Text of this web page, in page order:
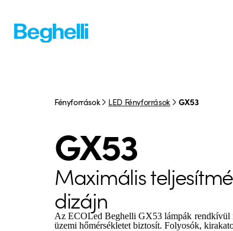
Fényforrások LED Fényforrások GX53
GX53
Maximális
dizájn
Az ECOLed Beghelli GX53 lámpák rendkívül
üzemi hőmérsékletet biztosít. Folyosók,